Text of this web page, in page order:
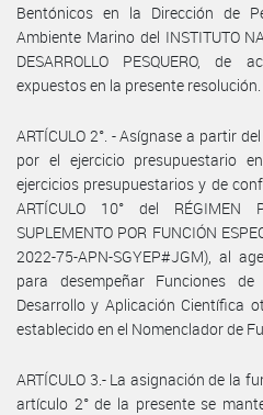
Bentónicos en la Dirección de
Ambiente Marino del INSTITUTO
DESARROLLO PESQUERO,
expuestos en la presente resolución.
ARTÍCULO 2°. - Asígnase a partir
por el ejercicio presupuestario
ejercicios presupuestarios y de
ARTÍCULO 10° del RÉGIMEN
SUPLEMENTO POR FUNCIÓN
2022-75-APN-SGYEP#JGM), al
para desempeñar Funciones
Desarrollo y Aplicación Científica
establecido en el Nomenclador de
ARTÍCULO 3.- La asignación de la
artículo 2° de la presente se